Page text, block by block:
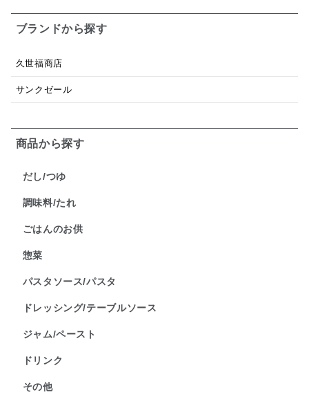
ブランドから探す
久世福商店
サンクゼール
商品から探す
だし/つゆ
調味料/たれ
ごはんのお供
惣菜
パスタソース/パスタ
ドレッシング/テーブルソース
ジャム/ペースト
ドリンク
その他